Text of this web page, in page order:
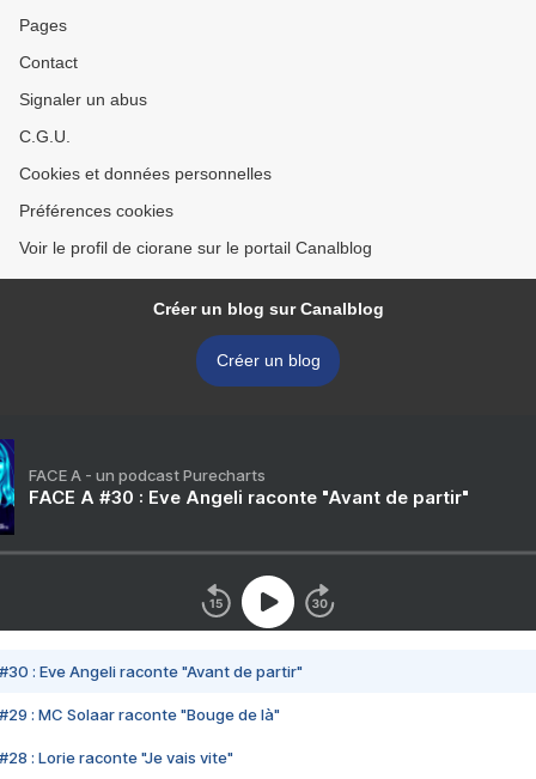
Pages
Contact
Signaler un abus
C.G.U.
Cookies et données personnelles
Préférences cookies
Voir le profil de ciorane sur le portail Canalblog
Créer un blog sur Canalblog
Créer un blog
FACE A - un podcast Purecharts
FACE A #30 : Eve Angeli raconte "Avant de partir"
#30 : Eve Angeli raconte "Avant de partir"
#29 : MC Solaar raconte "Bouge de là"
#28 : Lorie raconte "Je vais vite"